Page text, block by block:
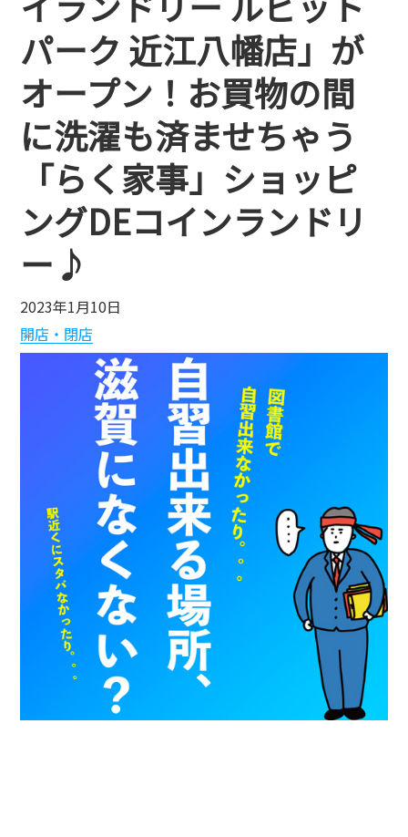
パーク 近江八幡店」が
オープン！お買物の間
に洗濯も済ませちゃう
「らく家事」ショッピ
ングDEコインランドリ
ー♪
2023年1月10日
開店・閉店